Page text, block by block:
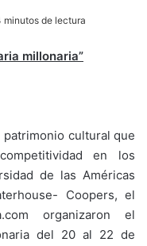
minutos de lectura
millonaria”
cultural que
en los
de las Américas
Coopers, el
organizaron el
del 20 al 22 de